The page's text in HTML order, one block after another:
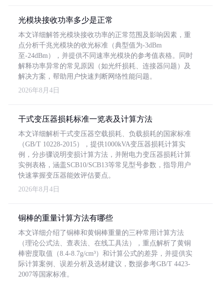
光模块接收功率多少是正常
本文详细解答光模块接收功率的正常范围及影响因素，重
点分析千兆光模块的收光标准（典型值为-3dBm
至-24dBm），并提供不同速率光模块的参考值表格。同时
解释功率异常的常见原因（如光纤损耗、连接器问题）及
解决方案，帮助用户快速判断网络性能问题。
2026年8月4日
干式变压器损耗标准一览表及计算方法
本文详细解析干式变压器空载损耗、负载损耗的国家标准
（GB/T 10228-2015），提供1000kVA变压器损耗计算实
例，分步骤说明变损计算方法，并附电力变压器损耗计算
实例表格，涵盖SCB10/SCB13等常见型号参数，指导用户
快速掌握变压器能效评估要点。
2026年8月4日
铜棒的重量计算方法有哪些
本文详细介绍了铜棒和黄铜棒重量的三种常用计算方法
（理论公式法、查表法、在线工具法），重点解析了黄铜
棒密度取值（8.4-8.7g/cm³）和计算公式的差异，并提供实
际计算案例、误差分析及选材建议，数据参考GB/T 4423-
2007等国家标准。